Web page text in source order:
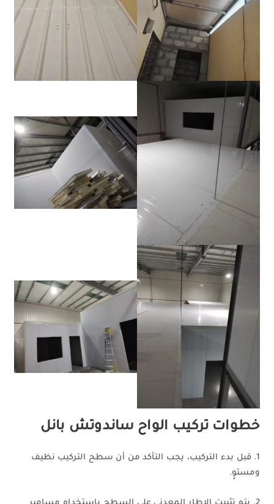
خطوات تركيب الواح ساندوتش بانل
1. قبل بدء التركيب، يجب التأكد من أن سطح التركيب نظيف
ومستوٍ.